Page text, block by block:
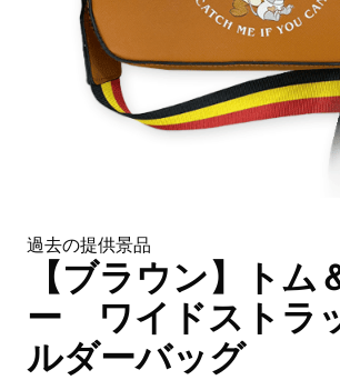
過去の提供景品
【ブラウン】トム
ー ワイドストラ
ルダーバッグ